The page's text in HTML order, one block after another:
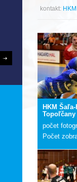
kontakt:
HKM
Topoľčany
počet
Počet